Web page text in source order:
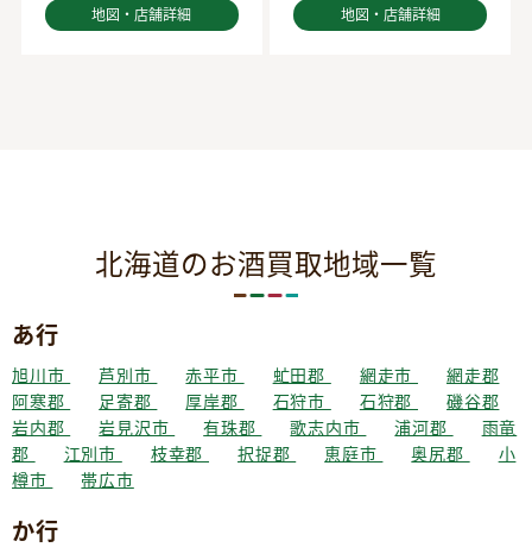
地図・店舗詳細 地図・店舗詳細
北海道のお酒買取地域一覧
あ行
旭川市 芦別市 赤平市 虻田郡 網走市
網走郡
阿寒郡
足寄郡 厚岸郡 石狩市 石狩郡
磯谷郡
岩内郡
岩見沢市 有珠郡 歌志内市 浦河郡
雨竜
郡
江別市 枝幸郡 択捉郡 恵庭市 奥尻郡
小
樽市
帯広市
か行